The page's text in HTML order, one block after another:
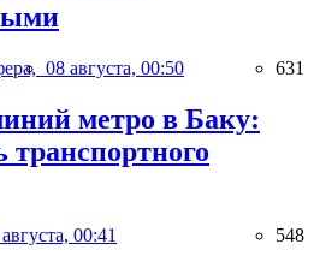
08 августа, 00:50 631
метро в Баку:
транспортного
00:41 548